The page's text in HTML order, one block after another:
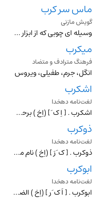
ماس سر کرب
گویش مازنی
وسیله ای چوبی که از ابزار چوپانی و گالشی جهت استحصال ماست ...
میکرب
فرهنگ مترادف و متضاد
انگل، جرم، طفیلی، ویروس
اشکرب
لغت‌نامه دهخدا
اشکرب . [ اِ ک َ ] (اِخ ) برحسب نوشته ٔ یاقوت نام قصبه ای است در جهت شرقی اندلس . این محل مسقط رأس بعضی از مشاهیر علما بوده است و معلوم نشد اسپانیولیهای امروز
ذوکرب
لغت‌نامه دهخدا
ذوکرب . [ ک َ رَ ] (اِخ ) نام موضعی است در شعر.
ابوکرب
لغت‌نامه دهخدا
ابوکرب . [ اَ ک َ رِ ] (اِخ ) الضریر. پیشوای صنف کربیه است . و کربیه یکی از چهار فرقه ٔ کیسانیه باشند. (بیان الادیان ) (مفاتیح العلوم خوارزمی ).